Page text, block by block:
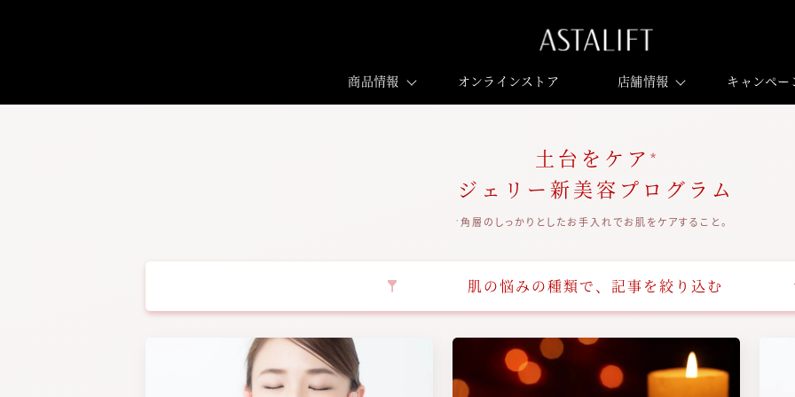
商品情報 オンラインストア 店舗情報 キャンペー
土台をケア *
ジェリー新美容プログラム
* 角層のしっかりとしたお手入れでお肌をケアすること。
肌の悩みの種類で、記事を絞り込む
肌の悩み
画像